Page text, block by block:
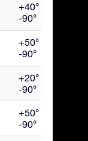
+40° до
-90°
+50° до
-90°
+20° до
-90°
+50° до
-90°